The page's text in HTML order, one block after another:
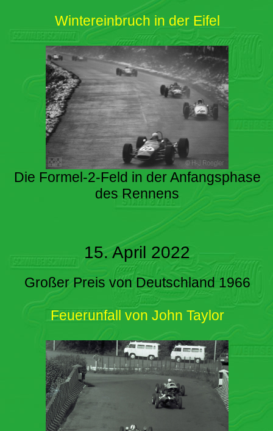
Wintereinbruch in der Eifel
Die Formel-2-Feld in der Anfangsphase
des Rennens
15. April 2022
Großer Preis von Deutschland 1966
Feuerunfall von John Taylor